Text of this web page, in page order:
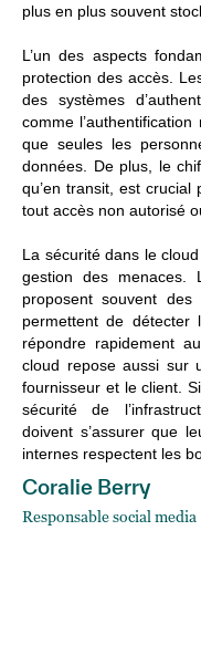
plus en plus souvent
L’un des aspects
protection des accès.
des systèmes
comme
que seules les
données. De plus, le
qu’en transit, est
tout accès non autorisé
La sécurité dans le
gestion des menaces.
proposent souvent
permettent de détecter
répondre rapidement
cloud repose aussi sur
fournisseur et le client.
sécurité de
doivent s’assurer que
internes respectent les
Coralie Berry
Responsable social media